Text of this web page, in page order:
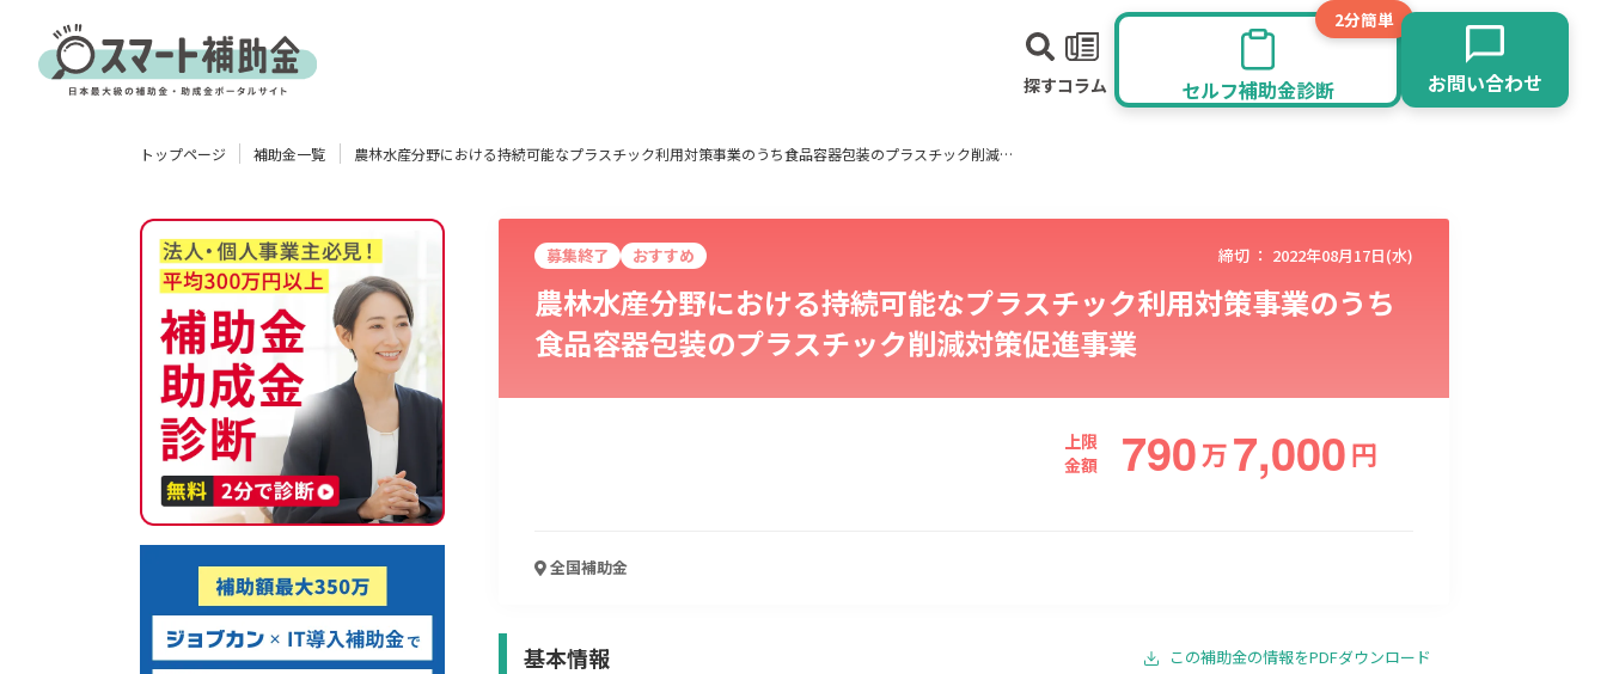
探すコラム
2分簡単
セルフ補助金診断 お問い合わせ
製造業 情報通信業 卸売･小売業 宿泊･旅館業 その他
人材採用・雇用
トップページ 補助金一覧 農林水産分野における持続可能なプラスチック利用対策事業のうち食品容器包装のプラスチック削減対策促進事業
募集終了 おすすめ 締切 ： 2022年08月17日(水)
農林水産分野における持続可能なプラスチック利用対策事業のうち
食品容器包装のプラスチック削減対策促進事業
上限
金額
790万7,000円
全国補助金
基本情報 この補助金の情報をPDFダウンロード